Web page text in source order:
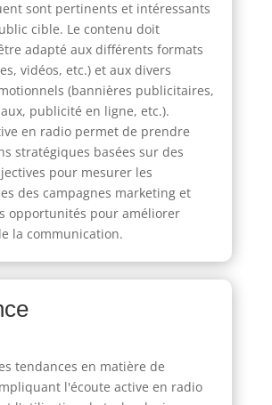
sont pertinents et intéressants
cible. Le contenu doit
adapté aux différents formats
vidéos, etc.) et aux divers
(bannières publicitaires,
publicité en ligne, etc.).
en radio permet de prendre
stratégiques basées sur des
pour mesurer les
des campagnes marketing et
opportunités pour améliorer
la communication.
tendances en matière de
l'écoute active en radio